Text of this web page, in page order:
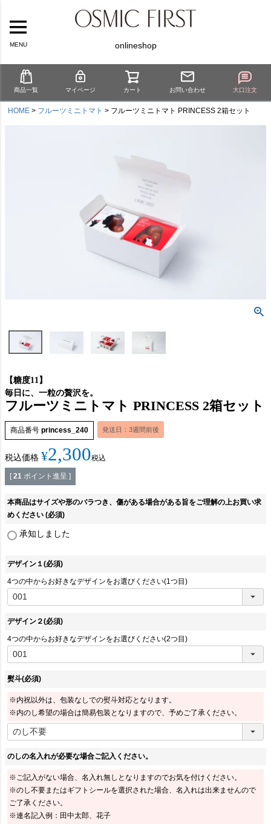
MENU onlineshop
商品一覧 マイページ カート お問い合わせ 大口注文
HOME フルーツミニトマト フルーツミニトマト PRINCESS 2箱セット
【糖度11】
毎日に、一粒の贅沢を。
フルーツミニトマト PRINCESS 2箱セット
商品番号 princess_240 発送日：3週間前後
税込価格 ¥2,300税込
[ 21 ポイント進呈 ]
本商品はサイズや形のバラつき、傷がある場合がある旨をご理解の上お買い求
めください (必須)
承知しました
デザイン１(必須)
4つの中からお好きなデザインをお選びください(1つ目)
デザイン２(必須)
4つの中からお好きなデザインをお選びください(2つ目)
熨斗(必須)
※内祝以外は、包装なしでの熨斗対応となります。
※内のし希望の場合は簡易包装となりますので、予めご了承ください。
のしの名入れが必要な場合ご記入ください。
※ご記入がない場合、名入れ無しとなりますのでお気を付けください。
※のし不要またはギフトシールを選択された場合、名入れは出来ませんので
ご了承ください。
※連名記入例：田中太郎、花子